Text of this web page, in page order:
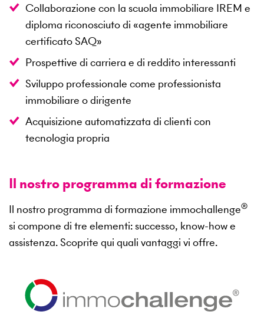
Collaborazione con la scuola immobiliare IREM e
diploma riconosciuto di «agente immobiliare
certificato SAQ»
Prospettive di carriera e di reddito interessanti
Sviluppo professionale come professionista
immobiliare o dirigente
Acquisizione automatizzata di clienti con
tecnologia propria
Il nostro programma di formazione
Il nostro programma di formazione immochallenge®
si compone di tre elementi: successo, know-how e
assistenza. Scoprite qui quali vantaggi vi offre.